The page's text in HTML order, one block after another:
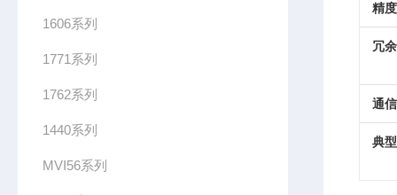
1606系列
1771系列
1762系列
1440系列
MVI56系列
精度
冗
通
典